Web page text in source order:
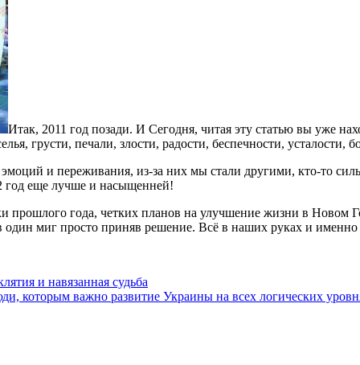
Итак, 2011 год позади. И Сегодня, читая эту статью вы уже
грусти, печали, злости, радости, беспечности,
и переживания, из-за них мы стали другими, кто-то
год еще лучше и насыщенней!
года, четких планов на улучшение жизни в Новом
миг просто приняв решение. Всё в наших руках и
и навязанная судьба
которым важно развитие Украины на всех логических